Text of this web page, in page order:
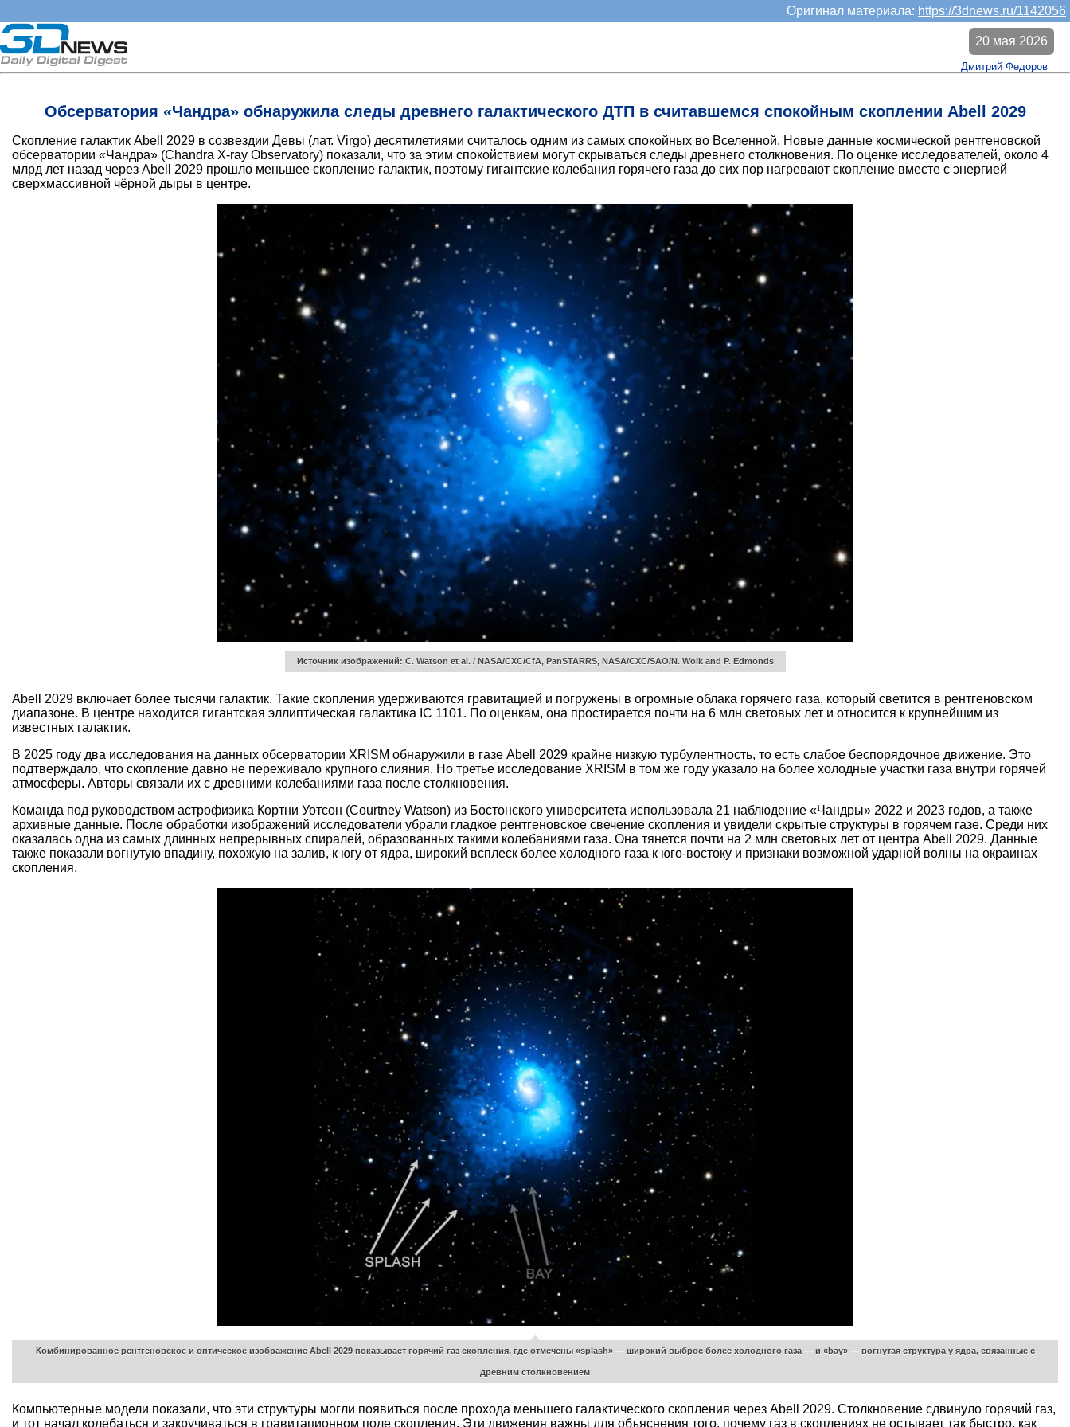
Оригинал материала: https://3dnews.ru/1142056
Обсерватория «Чандра» обнаружила следы древнего галактического ДТП в считавшемся спокойным скоплении Abell 2029
20 мая 2026
Дмитрий Федоров
Скопление галактик Abell 2029 в созвездии Девы (лат. Virgo) десятилетиями считалось одним из самых спокойных во Вселенной. Новые данные космической рентгеновской
обсерватории «Чандра» (Chandra X-ray Observatory) показали, что за этим спокойствием могут скрываться следы древнего столкновения. По оценке исследователей, около 4
млрд лет назад через Abell 2029 прошло меньшее скопление галактик, поэтому гигантские колебания горячего газа до сих пор нагревают скопление вместе с энергией
сверхмассивной чёрной дыры в центре.
Источник изображений: C. Watson et al. / NASA/CXC/CfA, PanSTARRS, NASA/CXC/SAO/N. Wolk and P. Edmonds
Abell 2029 включает более тысячи галактик. Такие скопления удерживаются гравитацией и погружены в огромные облака горячего газа, который светится в рентгеновском
диапазоне. В центре находится гигантская эллиптическая галактика IC 1101. По оценкам, она простирается почти на 6 млн световых лет и относится к крупнейшим из
известных галактик.
В 2025 году два исследования на данных обсерватории XRISM обнаружили в газе Abell 2029 крайне низкую турбулентность, то есть слабое беспорядочное движение. Это
подтверждало, что скопление давно не переживало крупного слияния. Но третье исследование XRISM в том же году указало на более холодные участки газа внутри горячей
атмосферы. Авторы связали их с древними колебаниями газа после столкновения.
Команда под руководством астрофизика Кортни Уотсон (Courtney Watson) из Бостонского университета использовала 21 наблюдение «Чандры» 2022 и 2023 годов, а также
архивные данные. После обработки изображений исследователи убрали гладкое рентгеновское свечение скопления и увидели скрытые структуры в горячем газе. Среди них
оказалась одна из самых длинных непрерывных спиралей, образованных такими колебаниями газа. Она тянется почти на 2 млн световых лет от центра Abell 2029. Данные
также показали вогнутую впадину, похожую на залив, к югу от ядра, широкий всплеск более холодного газа к юго-востоку и признаки возможной ударной волны на окраинах
скопления.
Комбинированное рентгеновское и оптическое изображение Abell 2029 показывает горячий газ скопления, где отмечены «splash» — широкий выброс более холодного газа — и «bay» — вогнутая структура у ядра, связанные с
древним столкновением
Компьютерные модели показали, что эти структуры могли появиться после прохода меньшего галактического скопления через Abell 2029. Столкновение сдвинуло горячий газ,
и тот начал колебаться и закручиваться в гравитационном поле скопления. Эти движения важны для объяснения того, почему газ в скоплениях не остывает так быстро, как